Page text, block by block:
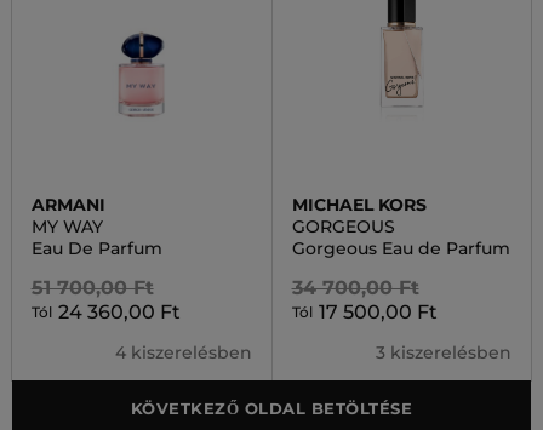
ARMANI
MY WAY
Eau De Parfum
51 700,00 Ft
Tól 24 360,00 Ft
4 kiszerelésben
MICHAEL KORS
GORGEOUS
Gorgeous Eau de Parfum
34 700,00 Ft
Tól 17 500,00 Ft
3 kiszerelésben
KÖVETKEZŐ OLDAL BETÖLTÉSE